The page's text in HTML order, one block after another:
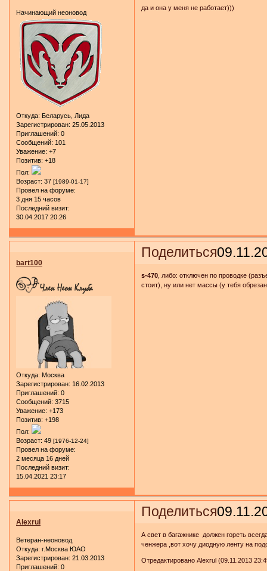
Начинающий неоновод
Откуда: Беларусь, Лида
Зарегистрирован: 25.05.2013
Приглашений: 0
Сообщений: 101
Уважение: +7
Позитив: +18
Пол:
Возраст: 37 [1989-01-17]
Провел на форуме:
3 дня 15 часов
Последний визит:
30.04.2017 20:26
да и она у меня не работает)))
Поделиться
bart100
Откуда: Москва
Зарегистрирован: 16.02.2013
Приглашений: 0
Сообщений: 3715
Уважение: +173
Позитив: +198
Пол:
Возраст: 49 [1976-12-24]
Провел на форуме:
2 месяца 16 дней
Последний визит:
15.04.2021 23:17
s-470 , либо: отключен по проводке
стоит), ну или нет массы (у тебя
Поделиться
Alexrul
Ветеран-неоновод
Откуда: г.Москва ЮАО
Зарегистрирован: 21.03.2013
Приглашений: 0
А свет в багажнике должен гореть
ченжера ,вот хочу диодную ленту на
Отредактировано Alexrul (09.11.2013